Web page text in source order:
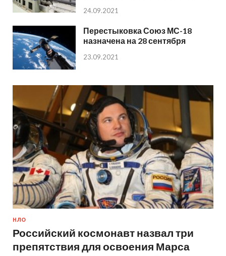
24.09.2021
Перестыковка Союз МС-18
назначена на 28 сентября
23.09.2021
НЛО
Российский космонавт назвал три
препятствия для освоения Марса